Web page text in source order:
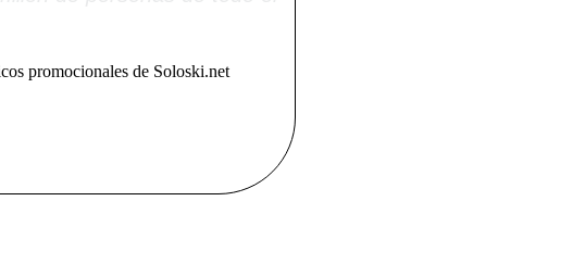
promocionales de Soloski.net